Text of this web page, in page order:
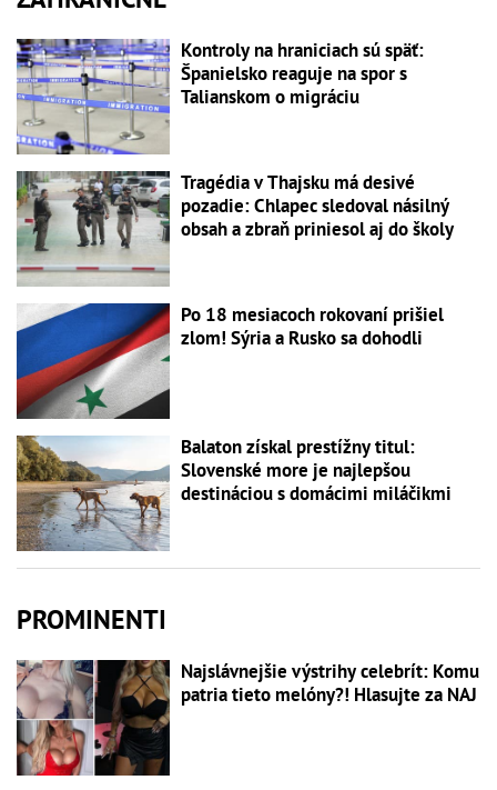
Kontroly na hraniciach sú späť:
Španielsko reaguje na spor s
Talianskom o migráciu
Tragédia v Thajsku má desivé
pozadie: Chlapec sledoval násilný
obsah a zbraň priniesol aj do školy
Po 18 mesiacoch rokovaní prišiel
zlom! Sýria a Rusko sa dohodli
Balaton získal prestížny titul:
Slovenské more je najlepšou
destináciou s domácimi miláčikmi
PROMINENTI
Najslávnejšie výstrihy celebrít: Komu
patria tieto melóny?! Hlasujte za NAJ